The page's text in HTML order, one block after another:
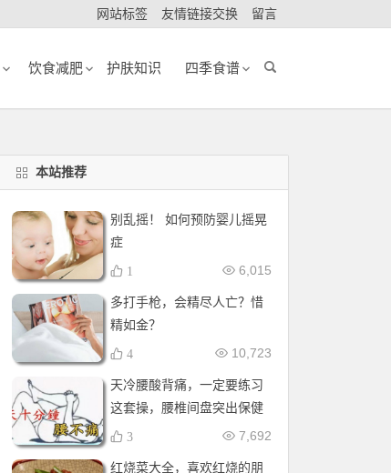
网站标签 友情链接交换 留言
饮食减肥 护肤知识 四季食谱
本站推荐
别乱摇！ 如何预防婴儿摇晃
症
6,015
1
多打手枪，会精尽人亡？惜
精如金？
10,723
4
天冷腰酸背痛，一定要练习
这套操，腰椎间盘突出保健
操，全套收好！每天十分钟
7,692
3
红烧菜大全，喜欢红烧的朋